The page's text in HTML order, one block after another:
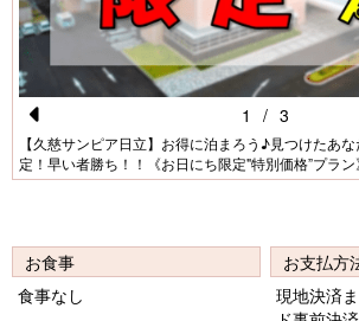
Pr
e
o
u
【久慈サンピア日立】お得に泊まろう♪見つけたあ
定！早い者勝ち！！《お日にち限定"特別価格”プラン
1 / 3
お食事
食事なし
お支払方
現地決済